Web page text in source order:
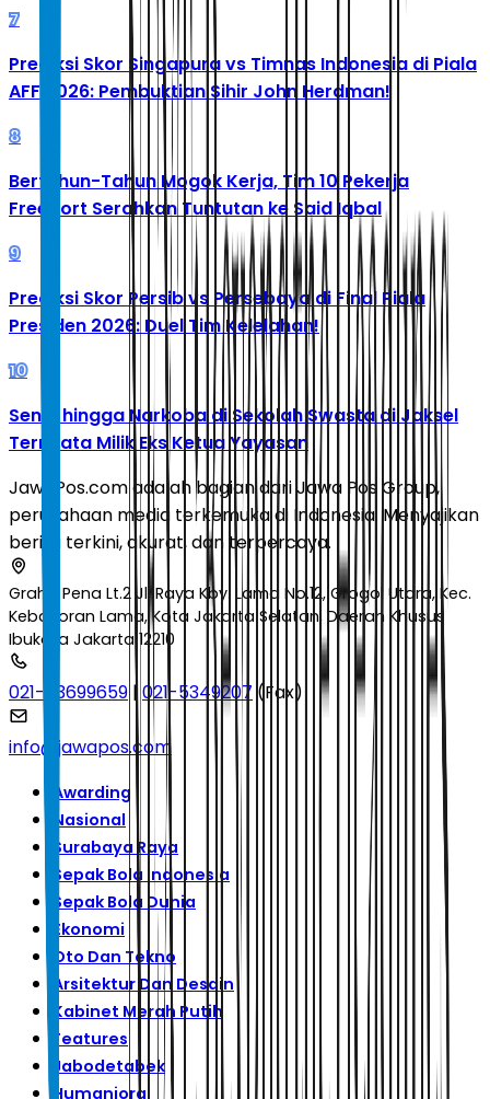
7
Prediksi Skor Singapura vs Timnas Indonesia di Piala
AFF 2026: Pembuktian Sihir John Herdman!
8
Bertahun-Tahun Mogok Kerja, Tim 10 Pekerja
Freeport Serahkan Tuntutan ke Said Iqbal
9
Prediksi Skor Persib vs Persebaya di Final Piala
Presiden 2026: Duel Tim Kelelahan!
10
Senpi hingga Narkoba di Sekolah Swasta di Jaksel
Ternyata Milik Eks Ketua Yayasan
JawaPos.com adalah bagian dari Jawa Pos Group,
perusahaan media terkemuka di Indonesia. Menyajikan
berita terkini, akurat, dan terpercaya.
Graha Pena Lt.2 Jl. Raya Kby. Lama No.12, Grogol Utara, Kec.
Kebayoran Lama, Kota Jakarta Selatan, Daerah Khusus
Ibukota Jakarta 12210
021-53699659 |021-5349207 (Fax)
info@jawapos.com
Awarding
Nasional
Surabaya Raya
Sepak Bola Indonesia
Sepak Bola Dunia
Ekonomi
Oto Dan Tekno
Arsitektur Dan Desain
Kabinet Merah Putih
Features
Jabodetabek
Humaniora